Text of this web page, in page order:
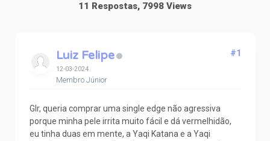
11 Respostas, 7998 Views
Luiz Felipe
12-03-2024
Membro Júnior
#1
Glr, queria comprar uma single edge não agressiva
porque minha pele irrita muito fácil e dá vermelhidão,
eu tinha duas em mente, a Yaqi Katana e a Yaqi